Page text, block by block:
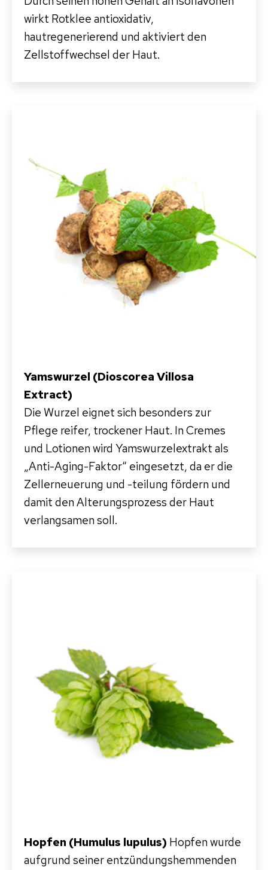
wirkt Rotklee antioxidativ,
hautregenerierend und aktiviert den
Zellstoffwechsel der Haut.
Yamswurzel (Dioscorea Villosa
Extract)
Die Wurzel eignet sich besonders zur
Pflege reifer, trockener Haut. In Cremes
und Lotionen wird Yamswurzelextrakt als
„Anti-Aging-Faktor“ eingesetzt, da er die
Zellerneuerung und -teilung fördern und
damit den Alterungsprozess der Haut
verlangsamen soll.
Hopfen (Humulus lupulus) Hopfen wurde
aufgrund seiner entzündungshemmenden